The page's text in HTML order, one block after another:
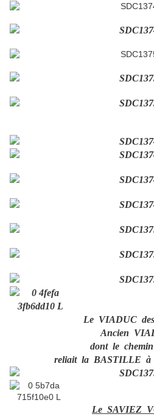
Le VIADUC
Ancien
dont le
reliait la BASTILLE à
Le SAVIEZ